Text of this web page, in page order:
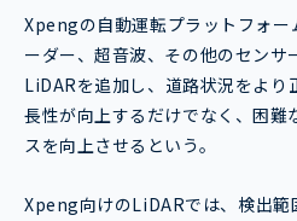
Xpengの自動運転プラットフォー
ーダー、超音波、その他のセンサ
LiDARを追加し、道路状況をより
長性が向上するだけでなく、困難
スを向上させるという。
Xpeng向けのLiDARでは、検出